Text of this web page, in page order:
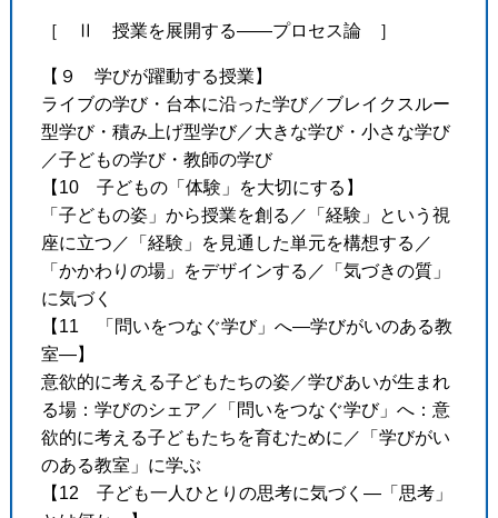
［ Ⅱ 授業を展開する――プロセス論 ］
【９ 学びが躍動する授業】
ライブの学び・台本に沿った学び／ブレイクスルー
型学び・積み上げ型学び／大きな学び・小さな学び
／子どもの学び・教師の学び
【10 子どもの「体験」を大切にする】
「子どもの姿」から授業を創る／「経験」という視
座に立つ／「経験」を見通した単元を構想する／
「かかわりの場」をデザインする／「気づきの質」
に気づく
【11 「問いをつなぐ学び」へ―学びがいのある教
室―】
意欲的に考える子どもたちの姿／学びあいが生まれ
る場：学びのシェア／「問いをつなぐ学び」へ：意
欲的に考える子どもたちを育むために／「学びがい
のある教室」に学ぶ
【12 子ども一人ひとりの思考に気づく―「思考」